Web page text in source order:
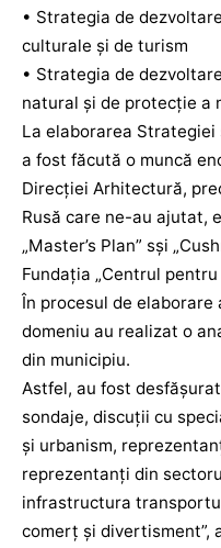
• Strategia de
culturale și de turism
• Strategia de
natural și de protecție a
La elaborarea
a fost făcută o muncă
Direcției Arhitectură,
Rusă care ne-au ajutat,
„Master’s Plan” sși
Fundația „Centrul
În procesul de
domeniu au realizat o
din municipiu.
Astfel, au fost
sondaje, discuții cu
și urbanism,
reprezentanți din
infrastructura
comerț și divertisment”,